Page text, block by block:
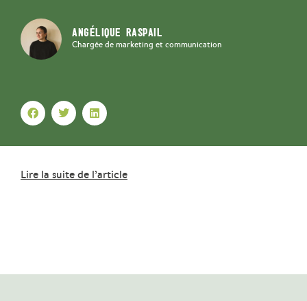
ANGÉLIQUE RASPAIL
Chargée de marketing et communication
Lire la suite de l’article